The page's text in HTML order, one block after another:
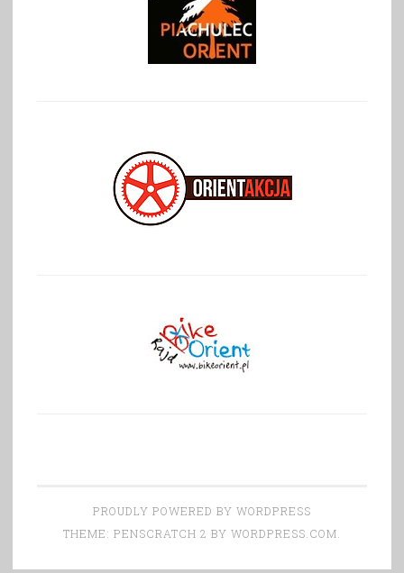
PROUDLY POWERED BY WORDPRESS
THEME: PENSCRATCH 2 BY WORDPRESS.COM.